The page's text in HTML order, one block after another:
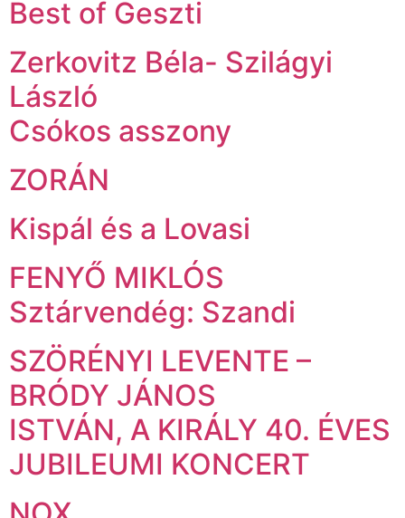
Best of Geszti
Zerkovitz Béla- Szilágyi
László
Csókos asszony
ZORÁN
Kispál és a Lovasi
FENYŐ MIKLÓS
Sztárvendég: Szandi
SZÖRÉNYI LEVENTE –
BRÓDY JÁNOS
ISTVÁN, A KIRÁLY 40. ÉVES
JUBILEUMI KONCERT